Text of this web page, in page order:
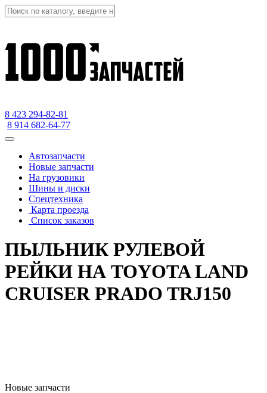
8 423 294-82-81
8 914 682-64-77
Автозапчасти
Новые запчасти
На грузовики
Шины и диски
Спецтехника
Карта проезда
Список заказов
ПЫЛЬНИК РУЛЕВОЙ
РЕЙКИ НА TOYOTA LAND
CRUISER PRADO TRJ150
Новые запчасти